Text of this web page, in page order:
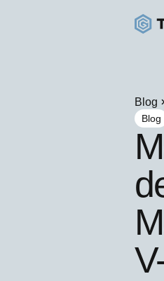
Blog
Blog